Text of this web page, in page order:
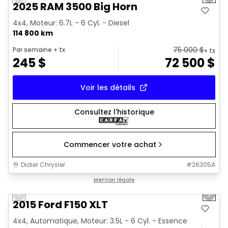
2025 RAM 3500 Big Horn
4x4, Moteur: 6.7L - 6 Cyl. - Diesel
114 800 km
Par semaine + tx
245$
75 000$+ tx
72 500$
Voir les détails
Consultez l'historique
Commencer votre achat
Didier Chrysler #26305A
Mention légale
Previous slide Next
2015 Ford F150 XLT
4x4, Automatique, Moteur: 3.5L - 6 Cyl. - Essence